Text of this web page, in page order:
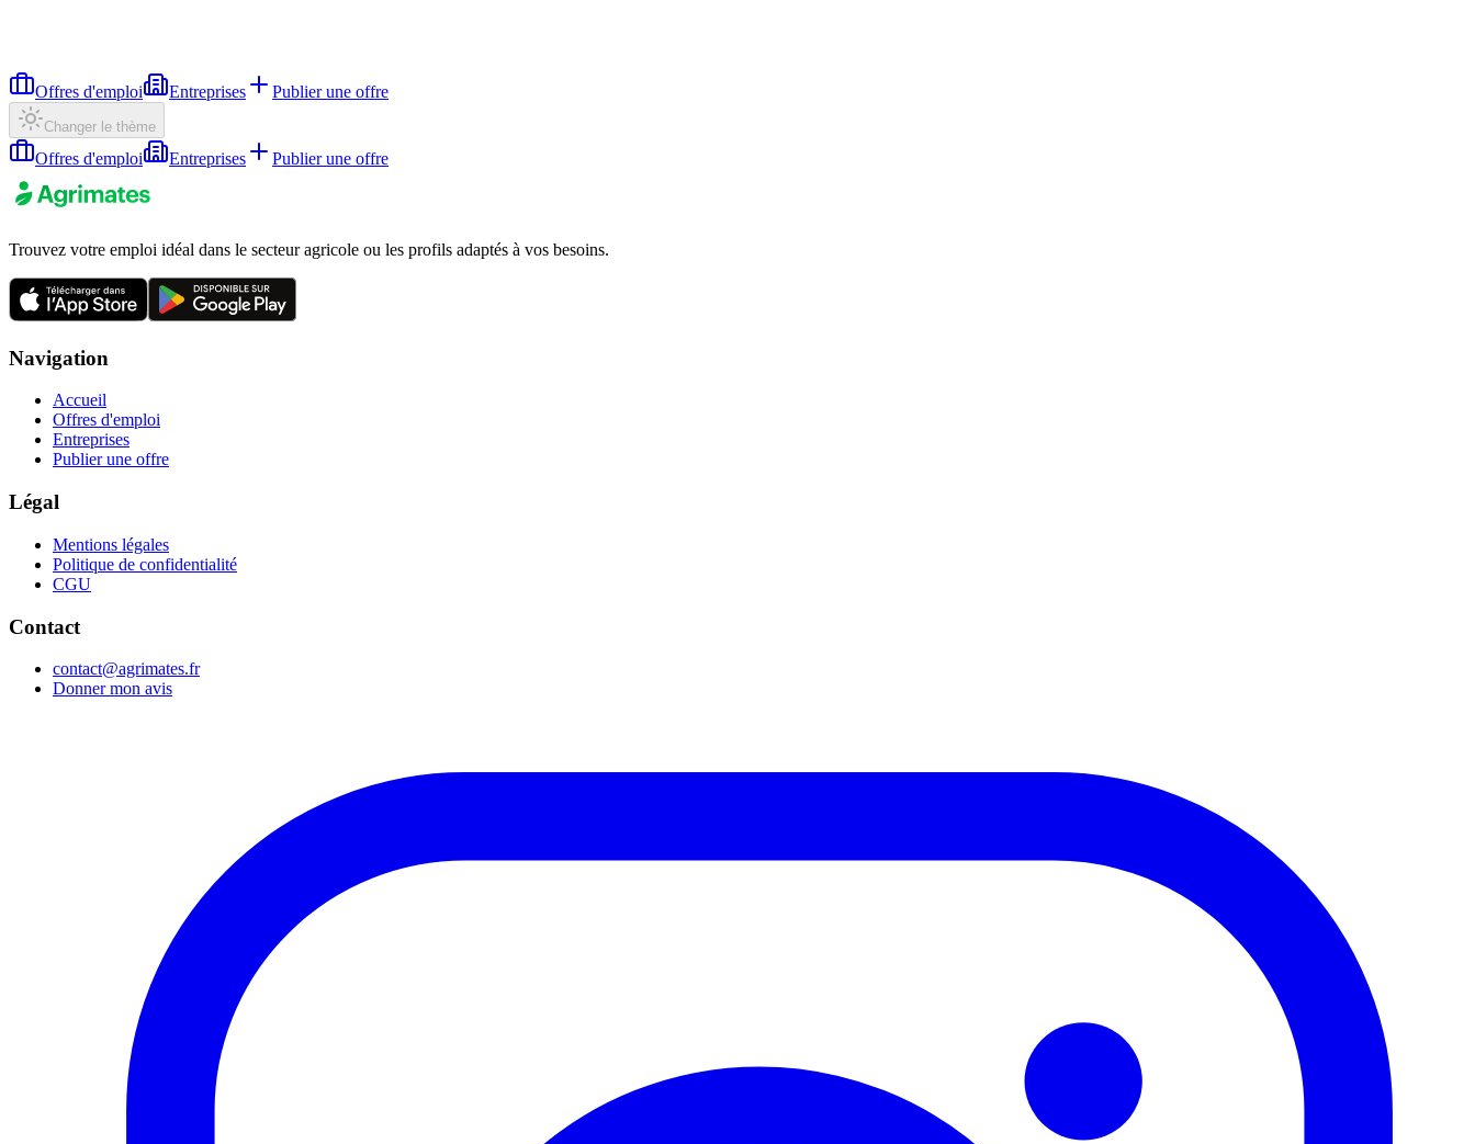
Offres d'emploi Entreprises Publier une offre
Changer le thème
Offres d'emploi Entreprises Publier une offre
Trouvez votre emploi idéal dans le secteur agricole ou les profils adaptés à vos besoins.
Navigation
Accueil
Offres d'emploi
Entreprises
Publier une offre
Légal
Mentions légales
Politique de confidentialité
CGU
Contact
contact@agrimates.fr
Donner mon avis